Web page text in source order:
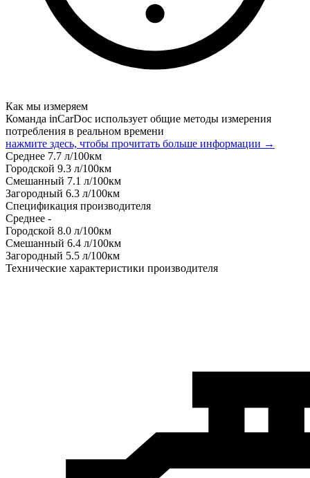
Как мы измеряем
Команда inCarDoc использует общие методы измерения
потребления в реальном времени
нажмите здесь, чтобы прочитать больше информации →
Среднее 7.7 л/100км
Городской 9.3 л/100км
Смешанный 7.1 л/100км
Загородный 6.3 л/100км
Спецификация производителя
Среднее -
Городской 8.0 л/100км
Смешанный 6.4 л/100км
Загородный 5.5 л/100км
Технические характеристики производителя